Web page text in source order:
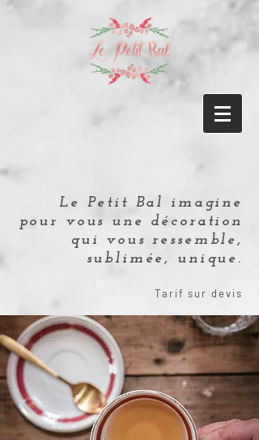
Le Petit Bal imagine
pour vous une décoration
qui vous ressemble,
sublimée, unique.
Tarif sur devis